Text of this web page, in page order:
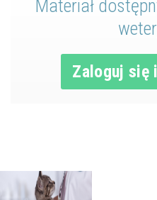
Materiał
Zaloguj się